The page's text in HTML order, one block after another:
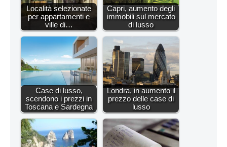
Località selezionate
per appartamenti e
ville di…
Capri, aumento degli
immobili sul mercato
di lusso
Case di lusso,
scendono i prezzi in
Toscana e Sardegna
Londra, in aumento il
prezzo delle case di
lusso